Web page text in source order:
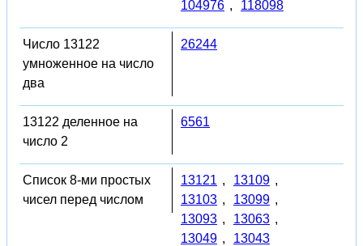
104976 , 118098
Число 13122
умноженное на число
два
26244
13122 деленное на
число 2
6561
Список 8-ми простых
чисел перед числом
13121 , 13109 ,
13103 , 13099 ,
13093 , 13063 ,
13049 , 13043